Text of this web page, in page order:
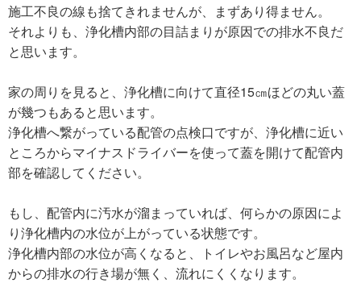
施工不良の線も捨てきれませんが、まずあり得ません。
それよりも、浄化槽内部の目詰まりが原因での排水不良だ
と思います。
家の周りを見ると、浄化槽に向けて直径15㎝ほどの丸い蓋
が幾つもあると思います。
浄化槽へ繋がっている配管の点検口ですが、浄化槽に近い
ところからマイナスドライバーを使って蓋を開けて配管内
部を確認してください。
もし、配管内に汚水が溜まっていれば、何らかの原因によ
り浄化槽内の水位が上がっている状態です。
浄化槽内部の水位が高くなると、トイレやお風呂など屋内
からの排水の行き場が無く、流れにくくなります。